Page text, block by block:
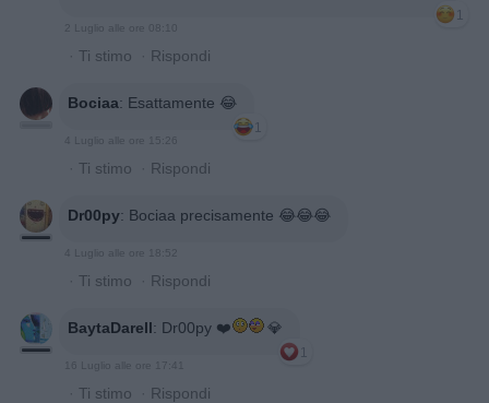
1
· Ti stimo · Rispondi
Bociaa: Esattamente 😂
1
· Ti stimo · Rispondi
Dr00py: Bociaa precisamente 😂😂😂
· Ti stimo · Rispondi
BaytaDarell: Dr00py ❤️ 💎
1
16 Luglio alle ore 17:41
· Ti stimo · Rispondi